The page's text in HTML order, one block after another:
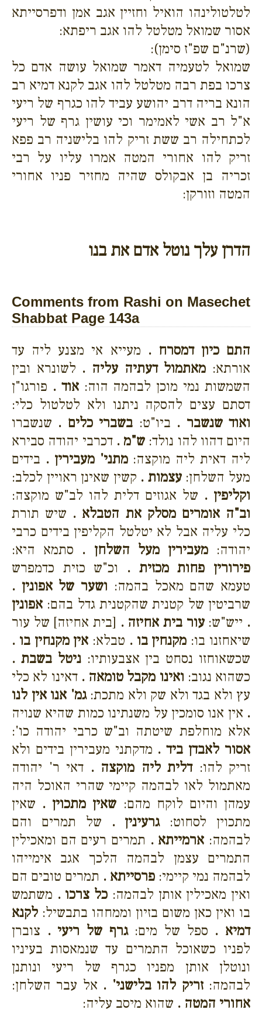
לטלטולינהו הואיל וחזיין אגב אמן ודפרסייתא
אסור שמואל מטלטל להו אגב ריפתא:
(שרנ"ם שפ"ז סימן):
שמואל לטעמיה דאמר שמואל עושה אדם כל
צרכו בפת רבה מטלטל להו אגב לקנא דמיא רב
הונא בריה דרב יהושע עביד להו כגרף של ריעי
א"ל רב אשי לאמימר וכי עושין גרף של ריעי
לכתחילה רב ששת זריק להו בלישניה רב פפא
זריק להו אחורי המטה אמרו עליו על רבי
זכריה בן אבקולס שהיה מחזיר פניו אחורי
המטה וזורקן:
הדרן עלך נוטל אדם את בנו
Comments from Rashi on Masechet
Shabbat Page 143a
התם כיון דמסרח . מעייא אי מצנע ליה עד
אורתא: מאתמול דעתיה עליה . לשונרא ובין
השמשות נמי מוכן לבהמה הוה:אוד . פורגו"ן
דסתם עצים להסקה ניתנו ולא לטלטול כלי:
ואוד שנשבר . ביו"ט: בשברי כלים . שנשברו
היום דהוו להו נולד: ש"מ . דכרבי יהודה סבירא
ליה דאית ליה מוקצה:מתני' מעבירין . בידים
מעל השלחן:עצמות . קשין שאינן ראויין לכלב:
וקליפין . של אגוזים דלית להו לב"ש מוקצה:
וב"ה אומרים מסלק את הטבלא . שיש תורת
כלי עליה אבל לא יטלטל הקליפין בידים כרבי
יהודה:מעבירין מעל השלחן . סתמא היא:
פירורין פחות מכזית . וכ"ש כזית כדמפרש
טעמא שהם מאכל בהמה: ושער של אפונין .
שרביטין של קטנית שהקטנית גדל בהם: אפונין
. ייש"ש:עור בית אחיזה . [בית אחיזה] של עור
שיאחזנו בו: מקנחין בו . טבלא: אין מקנחין בו .
שכשאוחזו נסחט בין אצבעותיו:ניטל בשבת .
כשהוא נגוב: ואינו מקבל טומאה . דאינו לא כלי
עץ ולא בגד ולא שק ולא מתכת:גמ' אנו אין לנו
. אין אנו סומכין על משנתינו כמות שהיא שנויה
אלא מוחלפת שיטתה וב"ש כרבי יהודה כו':
אסור לאבדן ביד . מדקתני מעבירין בידים ולא
זריק להו:דלית ליה מוקצה . דאי ר' יהודה
מאתמול לאו לבהמה קיימי שהרי האוכל היה
עמהן והיום לוקח מהם: שאין מתכוין . שאין
מתכוין לסחוט:גרעינין . של תמרים והם
לבהמה: ארמייתא . תמרים רעים הם ומאכילין
התמרים עצמן לבהמה הלכך אגב אימייהו
לבהמה נמי קיימי: פרסייתא . תמרים טובים הם
ואין מאכילין אותן לבהמה: כל צרכו . משתמש
בו ואין כאן משום בזיון וממחהו בתבשיל: לקנא
דמיא . ספל של מים:גרף של ריעי . צוברן
לפניו כשאוכל התמרים עד שנמאסות בעיניו
ונוטלן אותן מפניו כגרף של ריעי ונותנן
לבהמה:זריק להו בלישני' . אל עבר השלחן:
אחורי המטה . שהוא מיסב עליה: